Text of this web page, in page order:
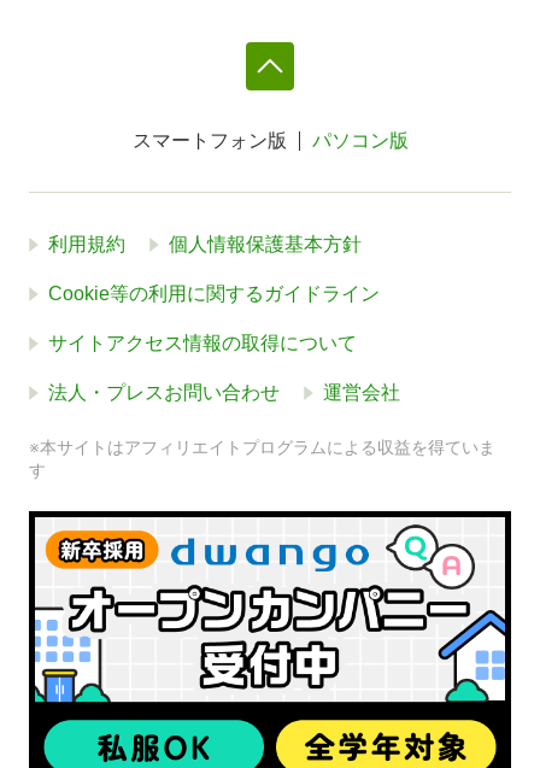
スマートフォン版 パソコン版
利用規約 個人情報保護基本方針
Cookie等の利用に関するガイドライン
サイトアクセス情報の取得について
法人・プレスお問い合わせ 運営会社
※本サイトはアフィリエイトプログラムによる収益を得ていま
す